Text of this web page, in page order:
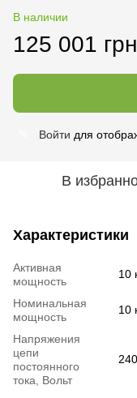
В наличии
125 001 грн
Войти для
В
Характеристики
Активная
мощность
10
Номинальная
мощность
10
Напряжения
цепи
постоянного
тока, Вольт
240